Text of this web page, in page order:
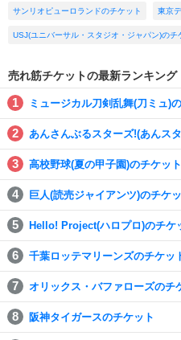
サンリオピューロランドのチケット 東京
USJ(ユニバーサル・スタジオ・ジャパン)のチ
売れ筋チケットの最新ランキング
ミュージカル刀剣乱舞(刀ミュ)
あんさんぶるスターズ!(あんス
高校野球(夏の甲子園)のチケット
巨人(読売ジャイアンツ)のチケ
Hello! Project(ハロプロ)のチケ
千葉ロッテマリーンズのチケッ
オリックス・バファローズのチ
阪神タイガースのチケット